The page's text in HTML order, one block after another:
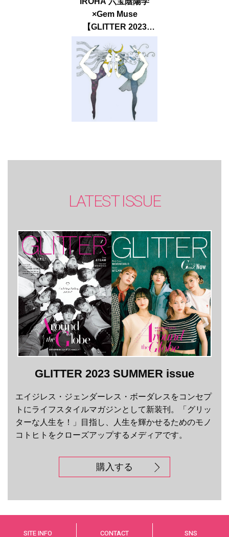
×Gem Muse
【GLITTER 2023
SUMMER issue】
LATEST ISSUE
GLITTER 2023 SUMMER issue
エイジレス・ジェンダーレス・ボーダレスをコンセプ
トにライフスタイルマガジンとして新装刊。「グリッ
ターな人生を！」目指し、人生を輝かせるためのモノ
コトヒトをクローズアップするメディアです。
購入する
SITE INFO CONTACT SNS